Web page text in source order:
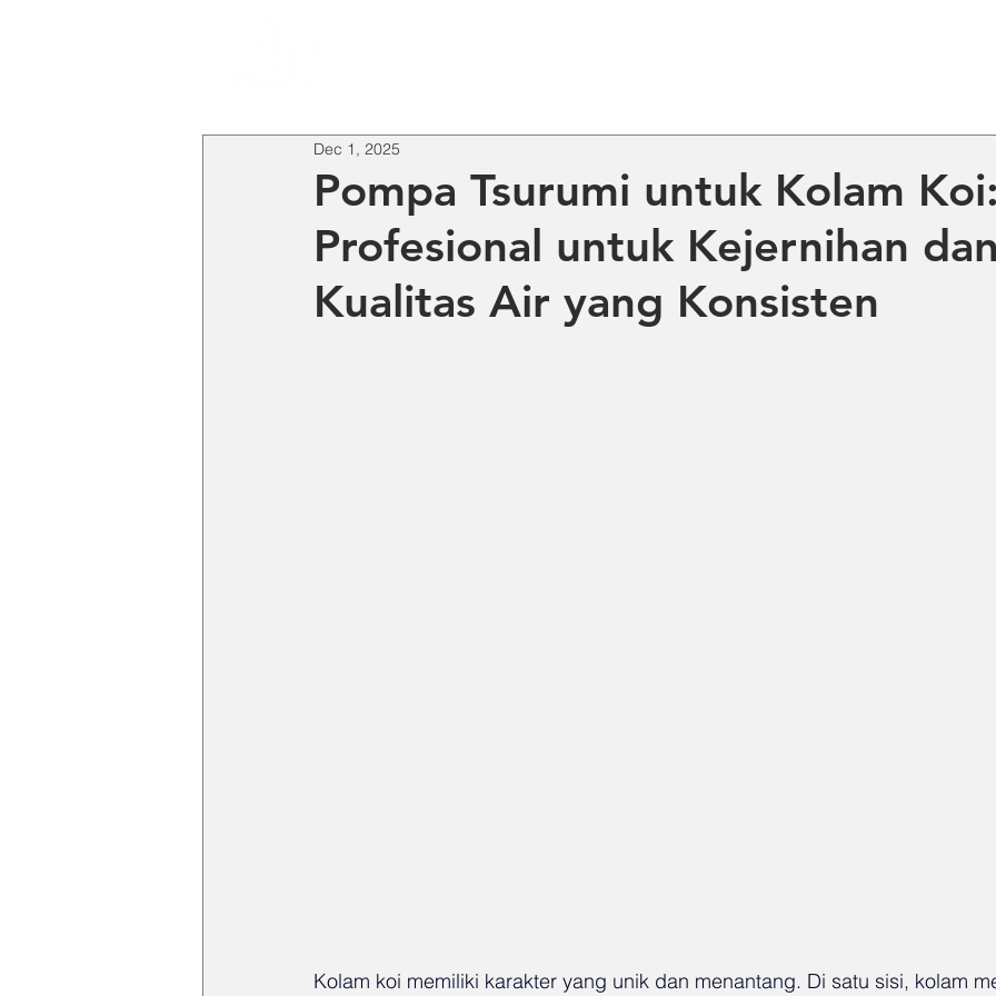
Pompa Tsurumi untuk Kolam
Profesional untuk Kejernihan dan
Kualitas Air yang Konsisten
Dec 1, 2025
Kolam koi memiliki karakter yang unik dan menantang. Di satu sisi, kolam